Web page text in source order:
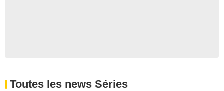
Toutes les news Séries